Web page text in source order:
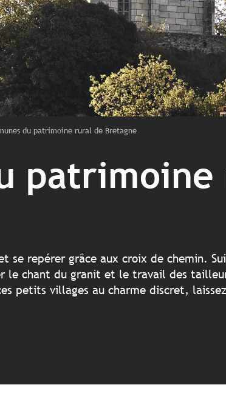
du patrimoine rural de Bretagne
se repérer grâce aux croix de chemin.
le chant du granit et le travail des
petits villages au charme discret,